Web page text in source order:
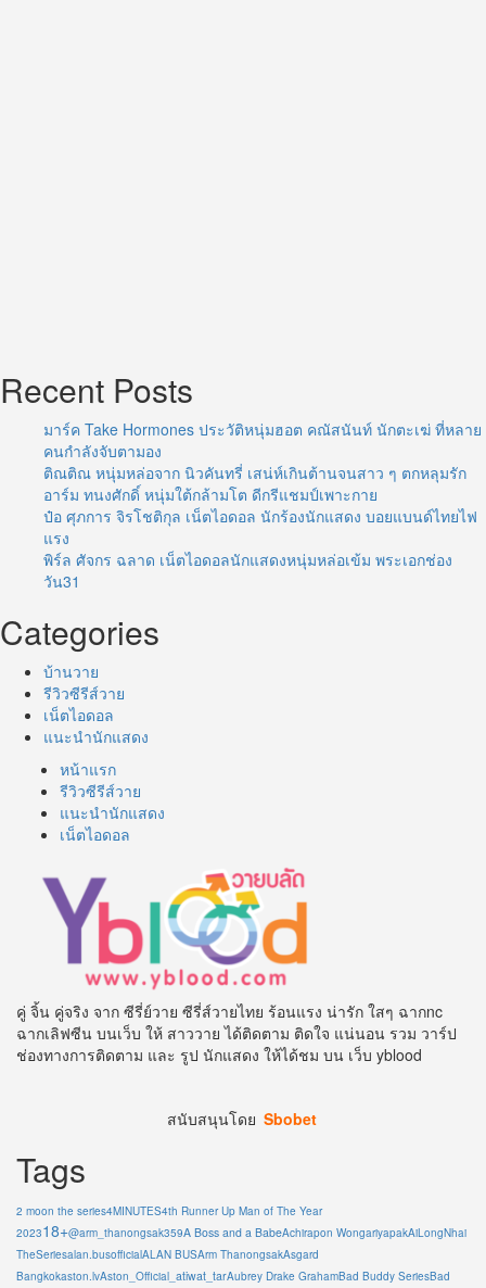
Recent Posts
มาร์ค Take Hormones ประวัติหนุ่มฮอต คณัสนันท์ นักตะเฆ่ ที่หลาย
คนกำลังจับตามอง
ติณติณ หนุ่มหล่อจาก นิวคันทรี่ เสน่ห์เกินต้านจนสาว ๆ ตกหลุมรัก
อาร์ม ทนงศักดิ์ หนุ่มใต้กล้ามโต ดีกรีแชมป์เพาะกาย
ป๋อ ศุภการ จิรโชติกุล เน็ตไอดอล นักร้องนักแสดง บอยแบนด์ไทยไฟ
แรง
พิร์ล ศัจกร ฉลาด เน็ตไอดอลนักแสดงหนุ่มหล่อเข้ม พระเอกช่อง
วัน31
Categories
บ้านวาย
รีวิวซีรีส์วาย
เน็ตไอดอล
แนะนำนักแสดง
หน้าแรก
รีวิวซีรีส์วาย
แนะนำนักแสดง
เน็ตไอดอล
คู่ จิ้น คู่จริง จาก ซีรี่ย์วาย ซีรี่ส์วายไทย ร้อนแรง น่ารัก ใสๆ ฉากnc
ฉากเลิฟซีน บนเว็บ ให้ สาววาย ได้ติดตาม ติดใจ แน่นอน รวม วาร์ป
ช่องทางการติดตาม และ รูป นักแสดง ให้ได้ชม บน เว็บ yblood
สนับสนุนโดย Sbobet
Tags
2 moon the series4MINUTES4th Runner Up Man of The Year
202318+@arm_thanongsak359A Boss and a BabeAchirapon WongariyapakAiLongNhai
TheSeriesalan.busofficialALAN BUSArm ThanongsakAsgard
Bangkokaston.lvAston_Official_ atiwat_tarAubrey Drake GrahamBad Buddy SeriesBad